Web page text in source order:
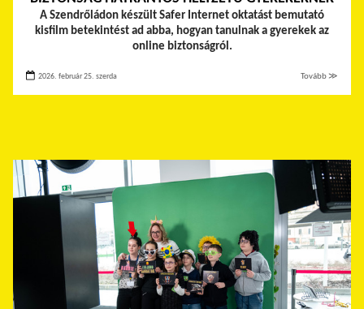
A Szendrőládon készült Safer Internet oktatást bemutató
kisfilm betekintést ad abba, hogyan tanulnak a gyerekek az
online biztonságról.
2026. február 25. szerda Tovább ≫